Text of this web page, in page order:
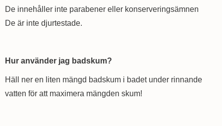
De innehåller inte parabener eller konserveringsämnen
De är inte djurtestade.
Hur använder jag badskum?
Häll ner en liten mängd badskum i badet under rinnande
vatten för att maximera mängden skum!